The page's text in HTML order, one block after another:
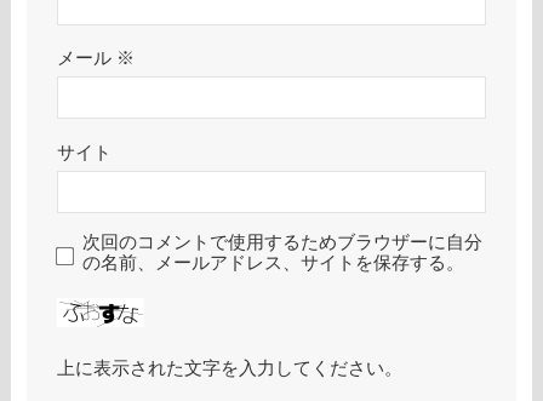
メール ※
サイト
次回のコメントで使用するためブラウザーに自分
の名前、メールアドレス、サイトを保存する。
上に表示された文字を入力してください。